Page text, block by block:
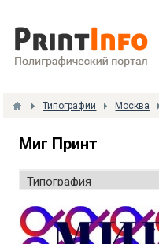
Типографии Москва
Миг Принт